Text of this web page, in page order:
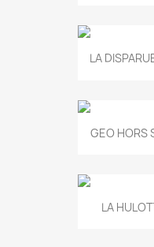
LA
GEO HORS
LA